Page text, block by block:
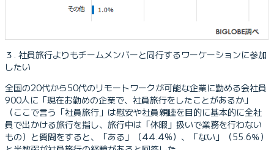
３. 社員旅行よりもチームメンバーと同行するワーケーションに参加
したい
全国の20代から50代のリモートワークが可能な企業に勤める会社員
900人に「現在お勤めの企業で、社員旅行をしたことがあるか」
（ここで言う「社員旅行」は慰安や社員親睦を目的に基本的に全社
員で出かける旅行を指し、旅行中は「休暇」扱いで業務を行わない
もの）と質問をすると、「ある」（44.4%）、「ない」（55.6％）